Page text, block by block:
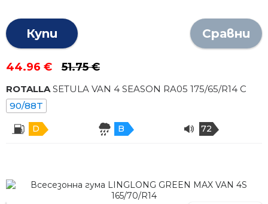
Купи Сравни
44.96 € 51.75 €
ROTALLA SETULA VAN 4 SEASON RA05 175/65/R14 C
90/88T
D B 72